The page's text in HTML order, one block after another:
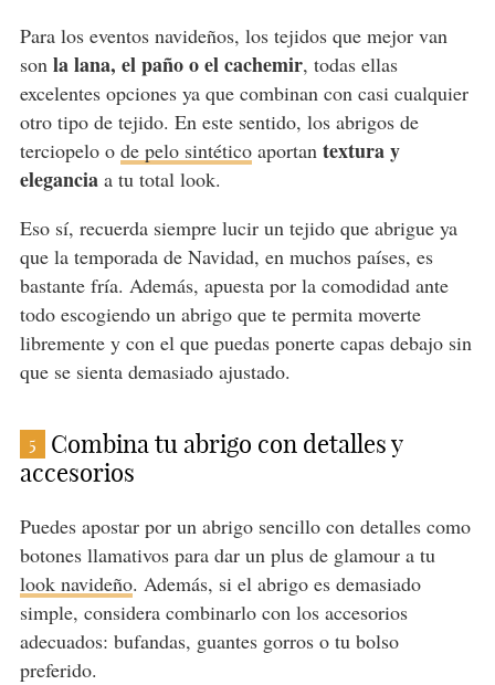
Para los eventos navideños, los tejidos que mejor van
sonla lana, el paño o el cachemir, todas ellas
excelentes opciones ya que combinan con casi cualquier
otro tipo de tejido. En este sentido, los abrigos de
terciopelo o de pelo sintéticoaportan textura y
eleganciaa tu total look.
Eso sí, recuerda siempre lucir un tejido que abrigue ya
que la temporada de Navidad, en muchos países, es
bastante fría. Además, apuesta por la comodidad ante
todo escogiendo un abrigo que te permita moverte
libremente y con el que puedas ponerte capas debajo sin
que se sienta demasiado ajustado.
5
Combina tu abrigo con detalles y
accesorios
Puedes apostar por un abrigo sencillo con detalles como
botones llamativos para dar un plus de glamour a tu
look navideño. Además, si el abrigo es demasiado
simple, considera combinarlo con los accesorios
adecuados: bufandas, guantes gorros o tu bolso
preferido.